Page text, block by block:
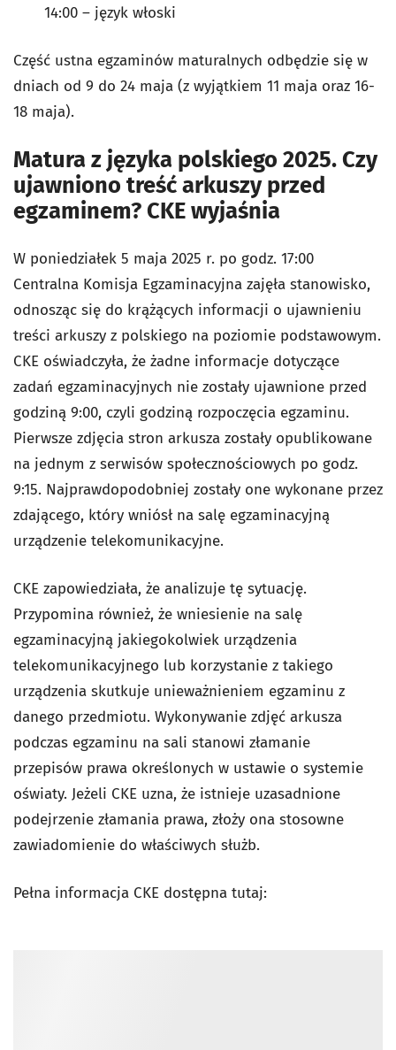
14:00 – język włoski
Część ustna egzaminów maturalnych odbędzie się w
dniach od 9 do 24 maja (z wyjątkiem 11 maja oraz 16-
18 maja).
Matura z języka polskiego 2025. Czy
ujawniono treść arkuszy przed
egzaminem? CKE wyjaśnia
W poniedziałek 5 maja 2025 r. po godz. 17:00
Centralna Komisja Egzaminacyjna zajęła stanowisko,
odnosząc się do krążących informacji o ujawnieniu
treści arkuszy z polskiego na poziomie podstawowym.
CKE oświadczyła, że żadne informacje dotyczące
zadań egzaminacyjnych nie zostały ujawnione przed
godziną 9:00, czyli godziną rozpoczęcia egzaminu.
Pierwsze zdjęcia stron arkusza zostały opublikowane
na jednym z serwisów społecznościowych po godz.
9:15. Najprawdopodobniej zostały one wykonane przez
zdającego, który wniósł na salę egzaminacyjną
urządzenie telekomunikacyjne.
CKE zapowiedziała, że analizuje tę sytuację.
Przypomina również, że wniesienie na salę
egzaminacyjną jakiegokolwiek urządzenia
telekomunikacyjnego lub korzystanie z takiego
urządzenia skutkuje unieważnieniem egzaminu z
danego przedmiotu. Wykonywanie zdjęć arkusza
podczas egzaminu na sali stanowi złamanie
przepisów prawa określonych w ustawie o systemie
oświaty. Jeżeli CKE uzna, że istnieje uzasadnione
podejrzenie złamania prawa, złoży ona stosowne
zawiadomienie do właściwych służb.
Pełna informacja CKE dostępna tutaj: